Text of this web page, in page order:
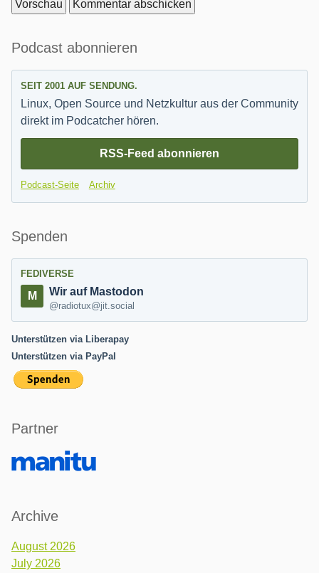
Seitenleiste
Podcast abonnieren
SEIT 2001 AUF SENDUNG.
Linux, Open Source und Netzkultur aus der Community
direkt im Podcatcher hören.
RSS-Feed abonnieren
Podcast-Seite Archiv
Spenden
FEDIVERSE
Wir auf Mastodon
@radiotux@jit.social
Unterstützen via Liberapay
Unterstützen via PayPal
Partner
Archive
August 2026
July 2026